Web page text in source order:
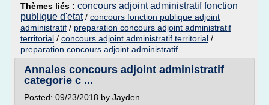
Thèmes liés : concours adjoint administratif fonction
publique d'etat/ concours fonction publique adjoint
administratif / preparation concours adjoint administratif
territorial / concours adjoint administratif territorial /
preparation concours adjoint administratif
Annales concours adjoint administratif
categorie c ...
Posted: 09/23/2018 by Jayden